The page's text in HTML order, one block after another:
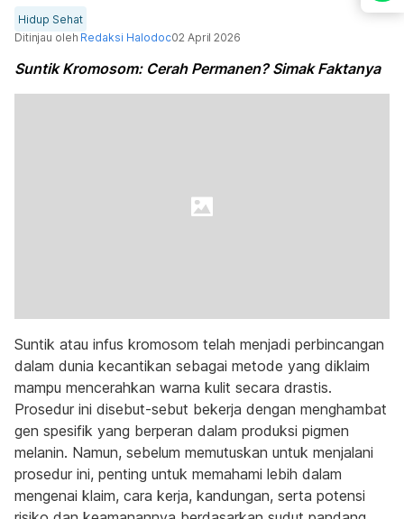
Hidup Sehat
Ditinjau oleh Redaksi Halodoc02 April 2026
Suntik Kromosom: Cerah Permanen? Simak Faktanya
Suntik atau infus kromosom telah menjadi perbincangan
dalam dunia kecantikan sebagai metode yang diklaim
mampu mencerahkan warna kulit secara drastis.
Prosedur ini disebut-sebut bekerja dengan menghambat
gen spesifik yang berperan dalam produksi pigmen
melanin. Namun, sebelum memutuskan untuk menjalani
prosedur ini, penting untuk memahami lebih dalam
mengenai klaim, cara kerja, kandungan, serta potensi